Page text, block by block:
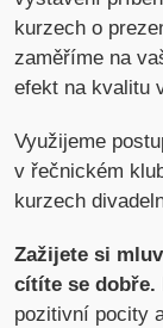
kurzech o
zaměříme na
efekt na kvalitu
Využijeme
v řečnickém
kurzech
Zažijete si
cítíte se dobře.
pozitivní pocity